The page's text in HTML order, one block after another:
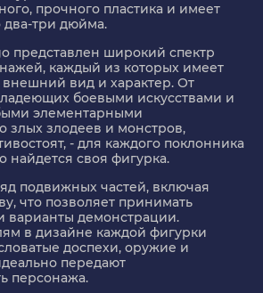
прочного пластика и имеет
три дюйма.
представлен широкий спектр
каждый из которых имеет
вид и характер. От
боевыми искусствами и
элементарными
злых злодеев и монстров,
- для каждого поклонника
своя фигурка.
подвижных частей, включая
что позволяет принимать
варианты демонстрации.
в дизайне каждой фигурки
доспехи, оружие и
передают
персонажа.